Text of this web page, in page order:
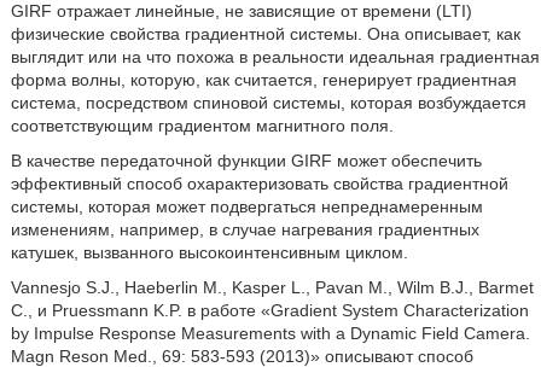
GIRF отражает линейные, не зависящие от времени (LTI)
физические свойства градиентной системы. Она описывает, как
выглядит или на что похожа в реальности идеальная градиентная
форма волны, которую, как считается, генерирует градиентная
система, посредством спиновой системы, которая возбуждается
соответствующим градиентом магнитного поля.
В качестве передаточной функции GIRF может обеспечить
эффективный способ охарактеризовать свойства градиентной
системы, которая может подвергаться непреднамеренным
изменениям, например, в случае нагревания градиентных
катушек, вызванного высокоинтенсивным циклом.
Vannesjo S.J., Haeberlin M., Kasper L., Pavan M., Wilm B.J., Barmet
C., и Pruessmann K.P. в работе «Gradient System Characterization
by Impulse Response Measurements with a Dynamic Field Camera.
Magn Reson Med., 69: 583-593 (2013)» описывают способ